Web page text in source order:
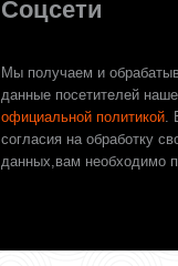
Соцсети
Мы получаем и
данные посетителей
официальной политикой.
согласия на обработку
данных,вам необходимо